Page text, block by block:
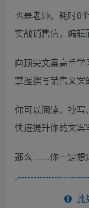
也是老师，耗时6
实战销售信，编辑
向顶尖文案高手
掌握撰写销售文案
你可以阅读、抄
快速提升你的文案
那么……你一定想
此